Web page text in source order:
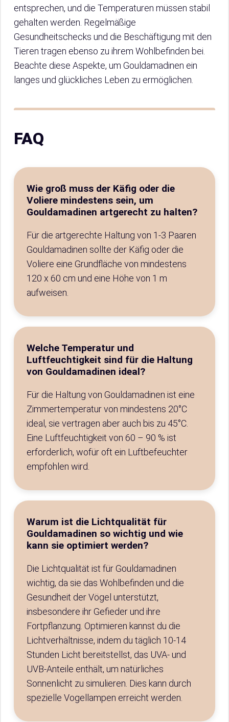
entsprechen, und die Temperaturen müssen stabil
gehalten werden. Regelmäßige
Gesundheitschecks und die Beschäftigung mit den
Tieren tragen ebenso zu ihrem Wohlbefinden bei.
Beachte diese Aspekte, um Gouldamadinen ein
langes und glückliches Leben zu ermöglichen.
FAQ
Wie groß muss der Käfig oder die
Voliere mindestens sein, um
Gouldamadinen artgerecht zu halten?
Für die artgerechte Haltung von 1-3 Paaren
Gouldamadinen sollte der Käfig oder die
Voliere eine Grundfläche von mindestens
120 x 60 cm und eine Höhe von 1 m
aufweisen.
Welche Temperatur und
Luftfeuchtigkeit sind für die Haltung
von Gouldamadinen ideal?
Für die Haltung von Gouldamadinen ist eine
Zimmertemperatur von mindestens 20°C
ideal, sie vertragen aber auch bis zu 45°C.
Eine Luftfeuchtigkeit von 60 – 90 % ist
erforderlich, wofür oft ein Luftbefeuchter
empfohlen wird.
Warum ist die Lichtqualität für
Gouldamadinen so wichtig und wie
kann sie optimiert werden?
Die Lichtqualität ist für Gouldamadinen
wichtig, da sie das Wohlbefinden und die
Gesundheit der Vögel unterstützt,
insbesondere ihr Gefieder und ihre
Fortpflanzung. Optimieren kannst du die
Lichtverhältnisse, indem du täglich 10-14
Stunden Licht bereitstellst, das UVA- und
UVB-Anteile enthält, um natürliches
Sonnenlicht zu simulieren. Dies kann durch
spezielle Vogellampen erreicht werden.